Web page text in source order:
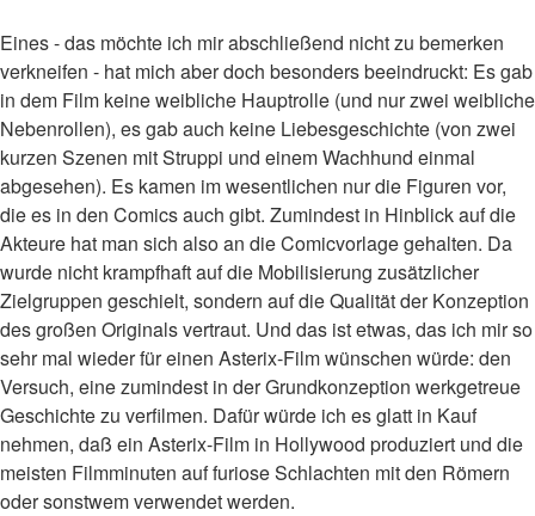
Eines - das möchte ich mir abschließend nicht zu bemerken
verkneifen - hat mich aber doch besonders beeindruckt: Es gab
in dem Film keine weibliche Hauptrolle (und nur zwei weibliche
Nebenrollen), es gab auch keine Liebesgeschichte (von zwei
kurzen Szenen mit Struppi und einem Wachhund einmal
abgesehen). Es kamen im wesentlichen nur die Figuren vor,
die es in den Comics auch gibt. Zumindest in Hinblick auf die
Akteure hat man sich also an die Comicvorlage gehalten. Da
wurde nicht krampfhaft auf die Mobilisierung zusätzlicher
Zielgruppen geschielt, sondern auf die Qualität der Konzeption
des großen Originals vertraut. Und das ist etwas, das ich mir so
sehr mal wieder für einen Asterix-Film wünschen würde: den
Versuch, eine zumindest in der Grundkonzeption werkgetreue
Geschichte zu verfilmen. Dafür würde ich es glatt in Kauf
nehmen, daß ein Asterix-Film in Hollywood produziert und die
meisten Filmminuten auf furiose Schlachten mit den Römern
oder sonstwem verwendet werden.